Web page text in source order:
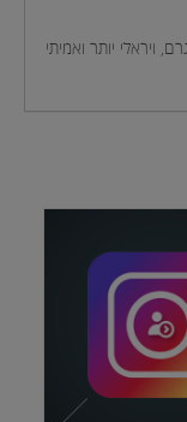
ויראלי יותר ואמיתי